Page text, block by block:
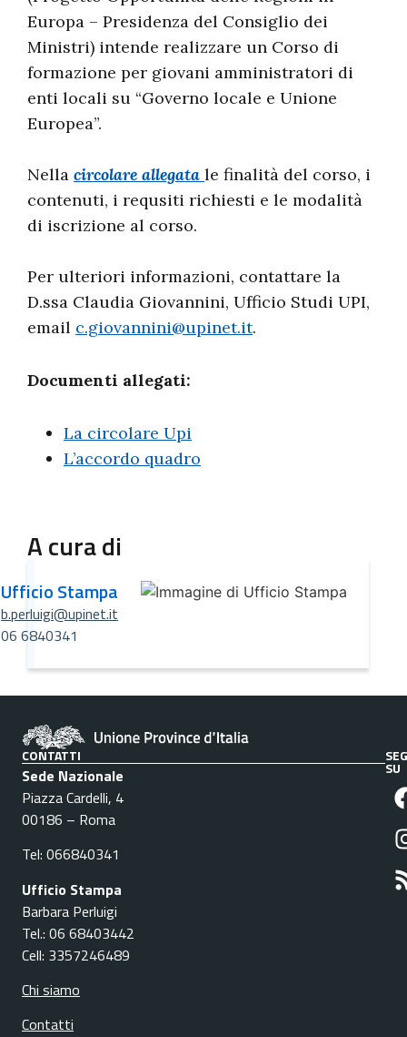
Europa – Presidenza del Consiglio dei
Ministri) intende realizzare un Corso di
formazione per giovani amministratori di
enti locali su “Governo locale e Unione
Europea”.
Nella circolare allegata le finalità del corso, i
contenuti, i requsiti richiesti e le modalità
di iscrizione al corso.
Per ulteriori informazioni, contattare la
D.ssa Claudia Giovannini, Ufficio Studi UPI,
email c.giovannini@upinet.it.
Documenti allegati:
La circolare Upi
L’accordo quadro
A cura di
Ufficio Stampa
b.perluigi@upinet.it
06 6840341
CONTATTI
Sede Nazionale
Piazza Cardelli, 4
00186 – Roma
Tel: 066840341
Ufficio Stampa
Barbara Perluigi
Tel.: 06 68403442
Cell: 3357246489
Chi siamo
Contatti
SU